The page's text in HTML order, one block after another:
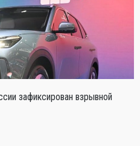
зафиксирован взрывной